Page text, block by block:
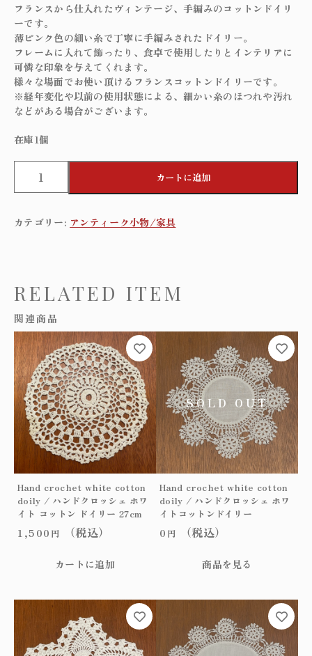
フランスから仕入れたヴィンテージ、手編みのコットンドイリ
ーです。
薄ピンク色の細い糸で丁寧に手編みされたドイリー。
フレームに入れて飾ったり、食卓で使用したりとインテリアに
可憐な印象を与えてくれます。
様々な場面でお使い頂けるフランスコットンドイリーです。
※経年変化や以前の使用状態による、細かい糸のほつれや汚れ
などがある場合がございます。
在庫1個
n
c
h
e
t
p
i
n
k
c
o
t
n
d
o
y
カートに追加
カテゴリー: アンティーク小物/家具
RELATED ITEM
関連商品
Hand crochet white cotton
doily / ハンドクロッシェ ホワ
イト コットン ドイリー 27cm
1,500 円 （税込）
カートに追加
Hand crochet white cotton
doily / ハンドクロッシェ ホワ
イトコットンドイリー
0 円 （税込）
商品を見る